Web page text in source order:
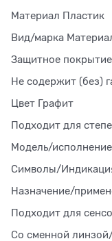
Материал Пластик
Вид/марка
Защитное
Не содержит (без)
Цвет Графит
Подходит для
Модель/
Символы/
Назначение/
Подходит для
Со сменной